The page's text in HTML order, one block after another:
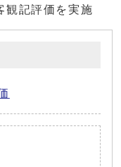
観記評価を実施